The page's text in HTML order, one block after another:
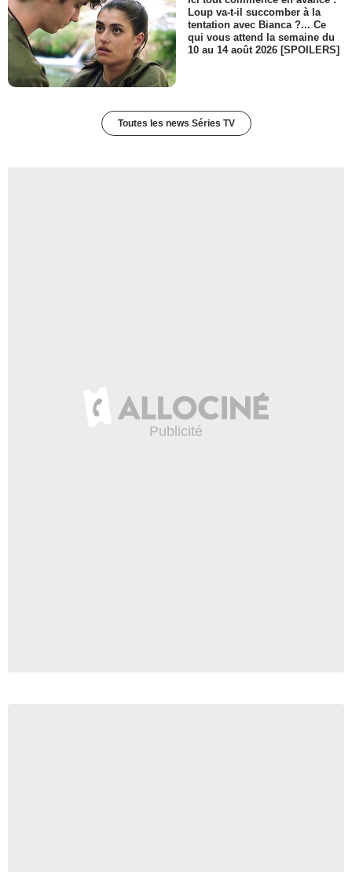
Loup va-t-il succomber à la
tentation avec Bianca ?... Ce
qui vous attend la semaine du
10 au 14 août 2026 [SPOILERS]
Toutes les news Séries TV